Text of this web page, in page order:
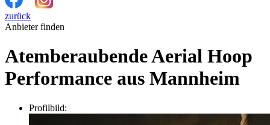
zurück
Anbieter finden
Atemberaubende Aerial Hoop
Performance aus Mannheim
Profilbild: